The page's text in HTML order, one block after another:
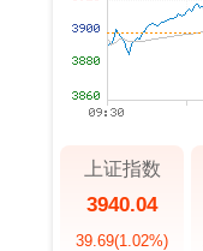
上证指数
3940.04
39.69(1.02%)